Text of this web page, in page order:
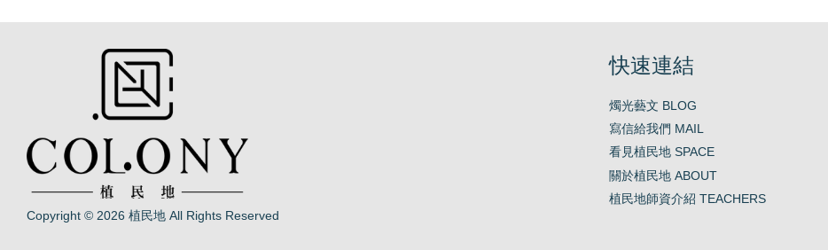
Copyright © 2026 植民地 All Rights Reserved
快速連結
燭光藝文 BLOG
寫信給我們 MAIL
看見植民地 SPACE
關於植民地 ABOUT
植民地師資介紹 TEACHERS